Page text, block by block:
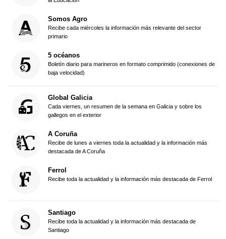
Somos Agro
Recibe cada miércoles la información más relevante del sector
primario
5 océanos
Boletín diario para marineros en formato comprimido (conexiones de
baja velocidad)
Global Galicia
Cada viernes, un resumen de la semana en Galicia y sobre los
gallegos en el exterior
A Coruña
Recibe de lunes a viernes toda la actualidad y la información más
destacada de A Coruña
Ferrol
Recibe toda la actualidad y la información más destacada de Ferrol
Santiago
Recibe toda la actualidad y la información más destacada de
Santiago